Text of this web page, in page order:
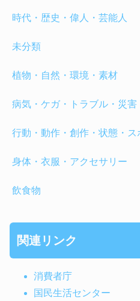
時代・歴史・偉人・芸能人
未分類
植物・自然・環境・素材
病気・ケガ・トラブル・災害
行動・動作・創作・状態・ス
身体・衣服・アクセサリー
飲食物
関連リンク
消費者庁
国民生活センター